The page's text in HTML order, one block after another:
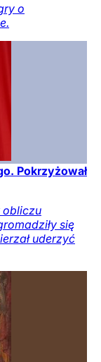
o
Pokrzyżował
obliczu
się
uderzyć